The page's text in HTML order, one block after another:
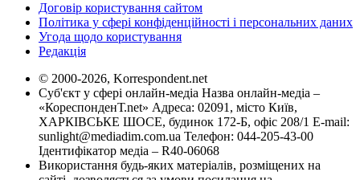
Договір користування сайтом
Політика у сфері конфіденційності і персональних даних
Угода щодо користування
Редакція
© 2000-2026, Korrespondent.net
Суб'єкт у сфері онлайн-медіа Назва онлайн-медіа –
«КореспонденТ.net» Адреса: 02091, місто Київ,
ХАРКІВСЬКЕ ШОСЕ, будинок 172-Б, офіс 208/1 E-mail:
sunlight@mediadim.com.ua Телефон: 044-205-43-00
Ідентифікатор медіа – R40-06068
Використання будь-яких матеріалів, розміщених на